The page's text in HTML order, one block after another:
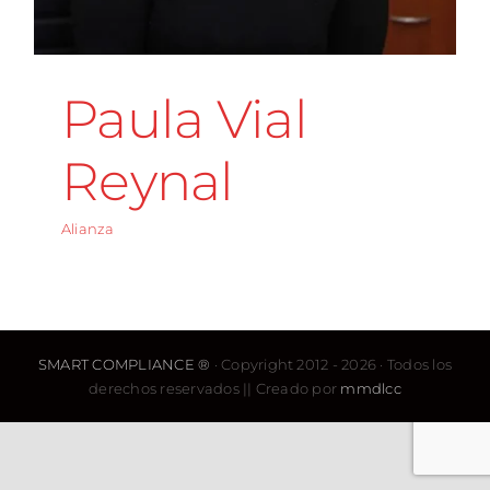
Paula Vial
Reynal
Alianza
SMART COMPLIANCE ® · Copyright 2012 - 2026 · Todos los
derechos reservados || Creado por mmdlcc